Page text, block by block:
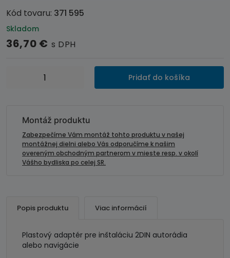
Kód tovaru: 371 595
Skladom
36,70 € s DPH
množstvo
Inštalačná
rámik
autorádia
SUZUKI
Grand
Pridať do košíka
Montáž produktu
Zabezpečíme Vám montáž tohto produktu v našej
montážnej dielni alebo Vás odporučíme k našim
overeným obchodným partnerom v mieste resp. v okolí
Vášho bydliska po celej SR.
Popis produktu Viac informácií
Plastový adaptér pre inštaláciu 2DIN autorádia
alebo navigácie